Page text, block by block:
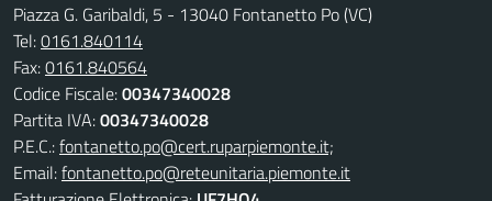
Piazza G. Garibaldi, 5 - 13040 Fontanetto Po (VC)
Tel:0161.840114
Fax:0161.840564
Codice Fiscale:00347340028
Partita IVA:00347340028
P.E.C.:fontanetto.po@cert.ruparpiemonte.it;
Email:fontanetto.po@reteunitaria.piemonte.it